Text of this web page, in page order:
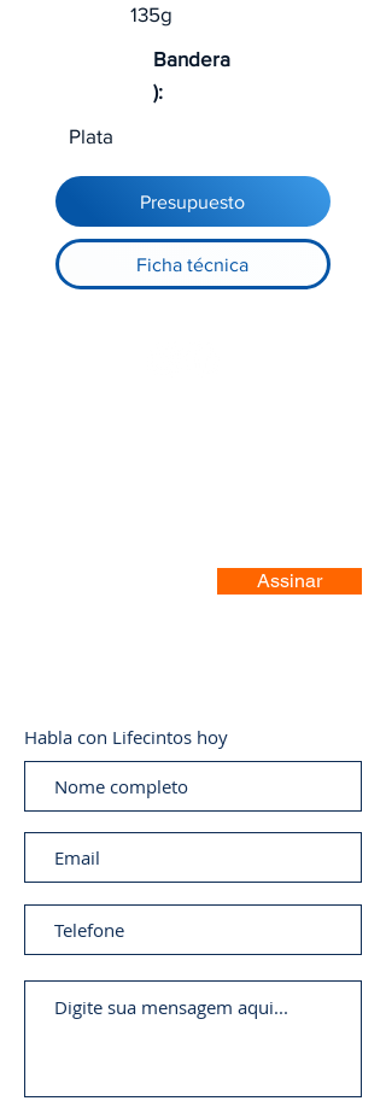
135g
Bandera
):
Plata
Presupuesto
Ficha técnica
Assinar
Habla con Lifecintos hoy